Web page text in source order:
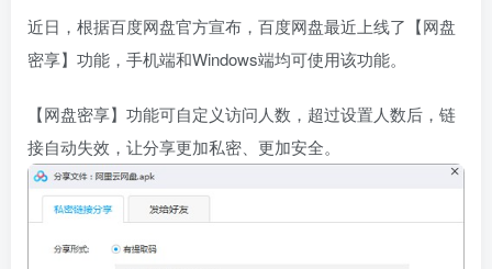
近日，根据百度网盘官方宣布，百度网盘最近上线了【网盘
密享】功能，手机端和Windows端均可使用该功能。
【网盘密享】功能可自定义访问人数，超过设置人数后，链
接自动失效，让分享更加私密、更加安全。